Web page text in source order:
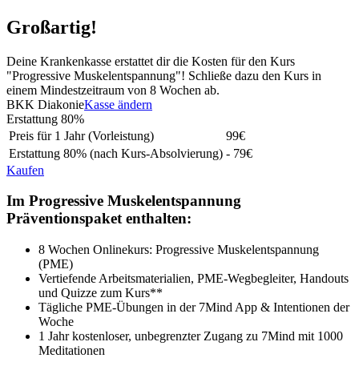
Großartig!
Deine Krankenkasse erstattet dir die Kosten für den Kurs
"Progressive Muskelentspannung"! Schließe dazu den Kurs in
einem Mindestzeitraum von 8 Wochen ab.
BKK DiakonieKasse ändern
Erstattung 80%
Preis für 1 Jahr (Vorleistung)
99€
Erstattung 80% (nach Kurs-Absolvierung) - 79€
Kaufen
Im Progressive Muskelentspannung
Präventionspaket enthalten:
8 Wochen Onlinekurs: Progressive Muskelentspannung
(PME)
Vertiefende Arbeitsmaterialien, PME-Wegbegleiter, Handouts
und Quizze zum Kurs**
Tägliche PME-Übungen in der 7Mind App & Intentionen der
Woche
1 Jahr kostenloser, unbegrenzter Zugang zu 7Mind mit 1000
Meditationen